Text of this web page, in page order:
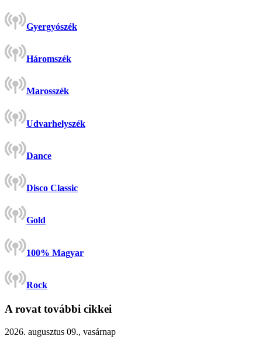
Gyergyószék
Háromszék
Marosszék
Udvarhelyszék
Dance
Disco Classic
Gold
100% Magyar
Rock
A rovat további cikkei
2026. augusztus 09., vasárnap